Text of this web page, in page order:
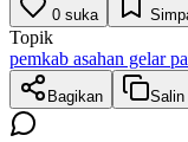
0 suka
Topik
pemkab asahan gelar
Bagikan Salin